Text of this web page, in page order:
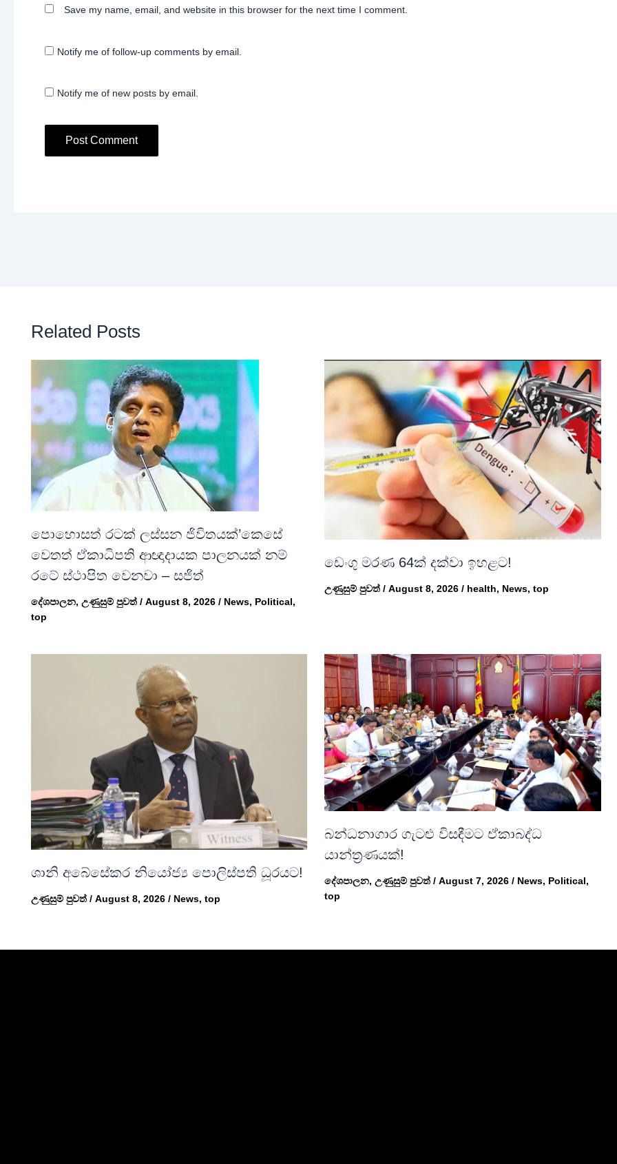
Save my name, email, and website in this browser for the next time I comment.
Notify me of follow-up comments by email.
Notify me of new posts by email.
Related Posts
පොහොසත් රටක් ලස්සන ජිවිතයක්’කෙසේ
වෙතත් ඒකාධිපති ආඥාදායක පාලනයක් නම්
රටේ ස්ථාපිත වෙනවා – සජිත්
දේශපාලන, උණුසුම් පුවත් / August 8, 2026 / News, Political,
top
ඩෙංගු මරණ 64ක් දක්වා ඉහළට!
උණුසුම් පුවත් /August 8, 2026/ health, News,top
ශානි අබේසේකර නියෝජ්‍ය පොලිස්පති ධූරයට!
උණුසුම් පුවත් / August 8, 2026 / News, top
බන්ධනාගාර ගැටළු විසඳීමට ඒකාබද්ධ
යාන්ත්‍රණයක්!
දේශපාලන,උණුසුම් පුවත් /August 7, 2026/ News, Political,
top